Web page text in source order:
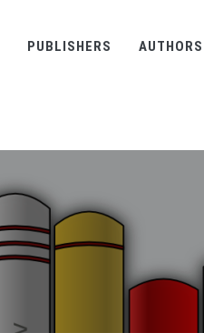
PUBLISHERS AUTHORS